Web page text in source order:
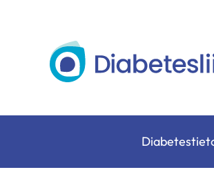
Diabetesliitto